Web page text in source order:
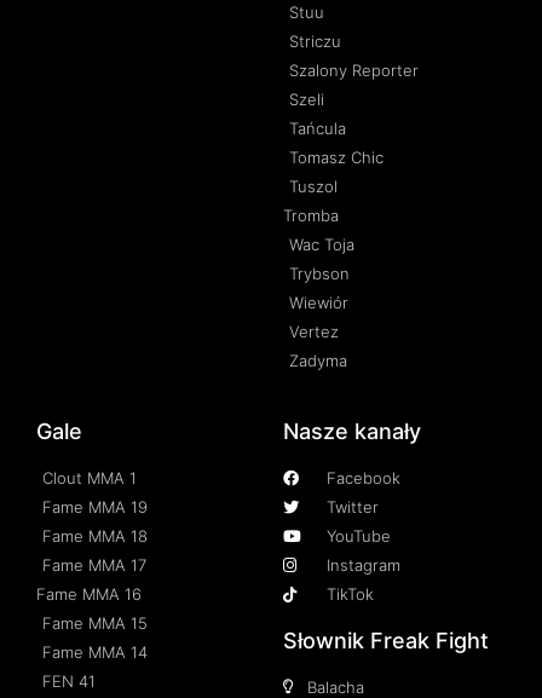
Stuu
Striczu
Szalony Reporter
Szeli
Tańcula
Tomasz Chic
Tuszol
Tromba
Wac Toja
Trybson
Wiewiór
Vertez
Zadyma
Gale
Clout MMA 1
Fame MMA 19
Fame MMA 18
Fame MMA 17
Fame MMA 16
Fame MMA 15
Fame MMA 14
FEN 41
Nasze kanały
Facebook
Twitter
YouTube
Instagram
TikTok
Słownik Freak Fight
Balacha